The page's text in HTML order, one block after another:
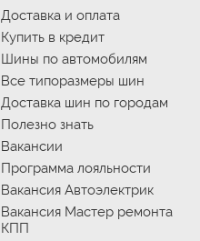
Доставка и оплата
Купить в кредит
Шины по автомобилям
Все типоразмеры шин
Доставка шин по городам
Полезно знать
Вакансии
Программа лояльности
Вакансия Автоэлектрик
Вакансия Мастер ремонта
КПП